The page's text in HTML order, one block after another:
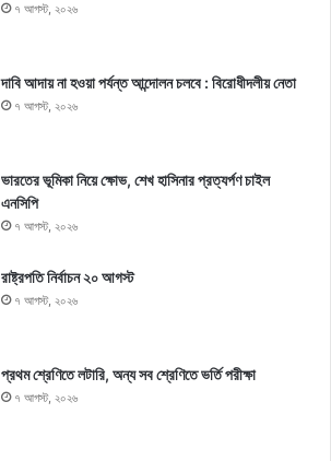
৭ আগস্ট, ২০২৬
দাবি আদায় না হওয়া পর্যন্ত আন্দোলন চলবে : বিরোধীদলীয় নেতা
৭ আগস্ট, ২০২৬
ভারতের ভূমিকা নিয়ে ক্ষোভ, শেখ হাসিনার প্রত্যর্পণ চাইল
এনসিপি
৭ আগস্ট, ২০২৬
রাষ্ট্রপতি নির্বাচন ২০ আগস্ট
৭ আগস্ট, ২০২৬
প্রথম শ্রেণিতে লটারি, অন্য সব শ্রেণিতে ভর্তি পরীক্ষা
৭ আগস্ট, ২০২৬